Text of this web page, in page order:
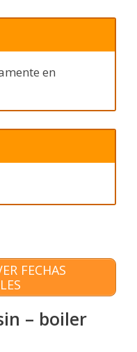
en
FECHAS
– boiler